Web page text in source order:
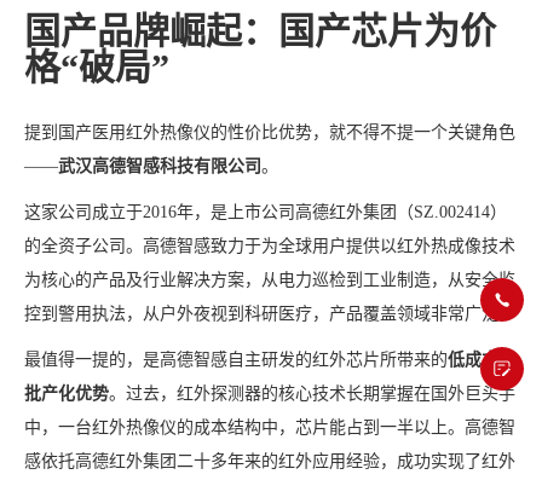
国产品牌崛起：国产芯片为价
格“破局”
提到国产医用红外热像仪的性价比优势，就不得不提一个关键角色
——武汉高德智感科技有限公司。
这家公司成立于2016年，是上市公司高德红外集团（SZ.002414）
的全资子公司。高德智感致力于为全球用户提供以红外热成像技术
为核心的产品及行业解决方案，从电力巡检到工业制造，从安全监
控到警用执法，从户外夜视到科研医疗，产品覆盖领域非常广泛。
最值得一提的，是高德智感自主研发的红外芯片所带来的低成本、
批产化优势。过去，红外探测器的核心技术长期掌握在国外巨头手
中，一台红外热像仪的成本结构中，芯片能占到一半以上。高德智
感依托高德红外集团二十多年来的红外应用经验，成功实现了红外